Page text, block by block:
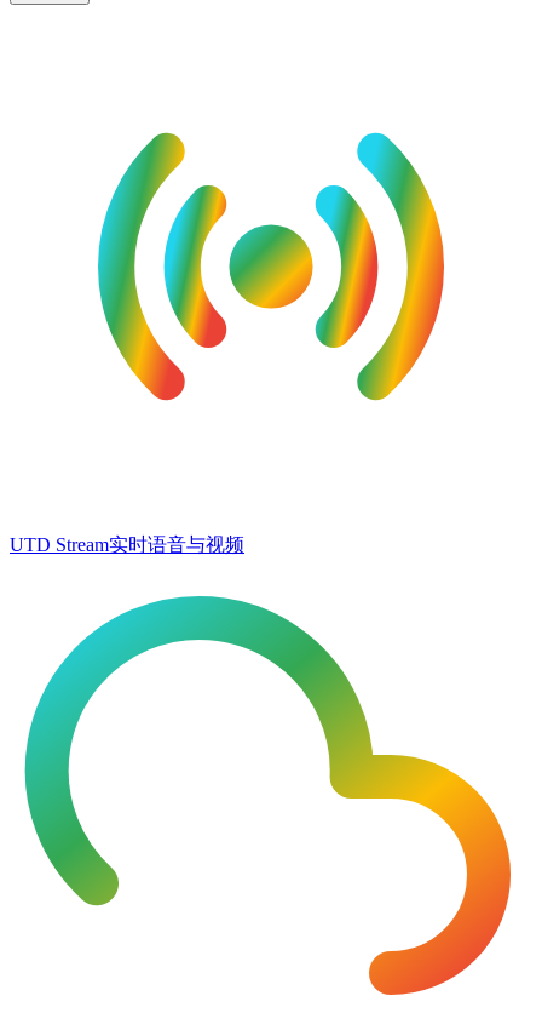
UTD Stream实时语音与视频